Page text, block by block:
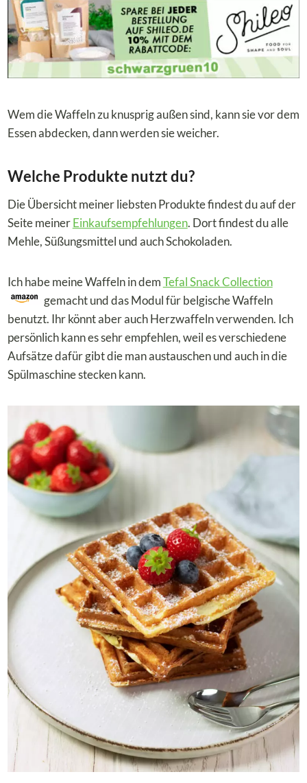
Wem die Waffeln zu knusprig außen sind, kann sie vor dem
Essen abdecken, dann werden sie weicher.
Welche Produkte nutzt du?
Die Übersicht meiner liebsten Produkte findest du auf der
Seite meinerEinkaufsempfehlungen. Dort findest du alle
Mehle, Süßungsmittel und auch Schokoladen.
Ich habe meine Waffeln in demTefal Snack Collection
gemacht und das Modul für belgische Waffeln
benutzt. Ihr könnt aber auch Herzwaffeln verwenden. Ich
persönlich kann es sehr empfehlen, weil es verschiedene
Aufsätze dafür gibt die man austauschen und auch in die
Spülmaschine stecken kann.